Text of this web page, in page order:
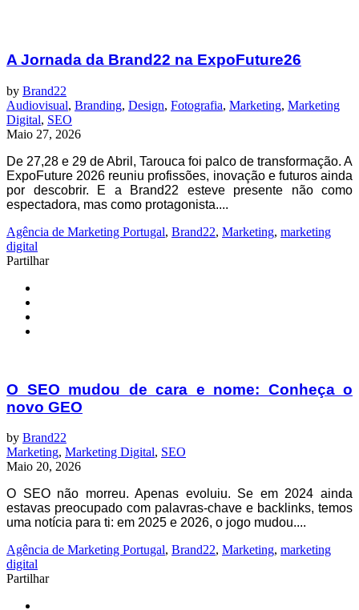
A Jornada da Brand22 na ExpoFuture26
by Brand22
Audiovisual, Branding, Design, Fotografia, Marketing, Marketing
Digital, SEO
Maio 27, 2026
De 27,28 e 29 de Abril, Tarouca foi palco de transformação. A
ExpoFuture 2026 reuniu profissões, inovação e futuros ainda
por descobrir. E a Brand22 esteve presente não como
espectadora, mas como protagonista....
Agência de Marketing Portugal, Brand22, Marketing, marketing
digital
Partilhar
O SEO mudou de cara e nome: Conheça o
novo GEO
by Brand22
Marketing, Marketing Digital, SEO
Maio 20, 2026
O SEO não morreu. Apenas evoluiu. Se em 2024 ainda
estavas preocupado com palavras-chave e backlinks, temos
uma notícia para ti: em 2025 e 2026, o jogo mudou....
Agência de Marketing Portugal, Brand22, Marketing, marketing
digital
Partilhar